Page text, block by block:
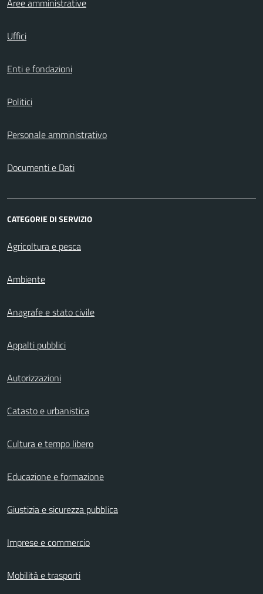
Aree amministrative
Uffici
Enti e fondazioni
Politici
Personale amministrativo
Documenti e Dati
CATEGORIE DI SERVIZIO
Agricoltura e pesca
Ambiente
Anagrafe e stato civile
Appalti pubblici
Autorizzazioni
Catasto e urbanistica
Cultura e tempo libero
Educazione e formazione
Giustizia e sicurezza pubblica
Imprese e commercio
Mobilità e trasporti